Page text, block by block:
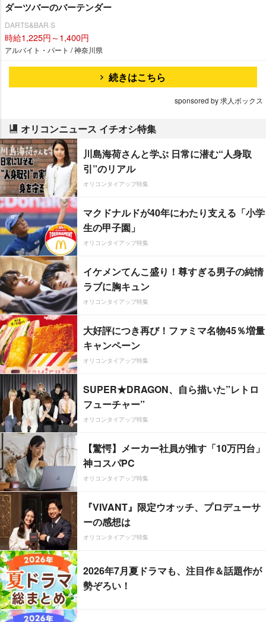
ダーツバーのバーテンダー
DARTS&BAR S
時給1,225円～1,400円
アルバイト・パート / 神奈川県
続きはこちら
sponsored by 求人ボックス
オリコンニュース イチオシ特集
川島海荷さんと学ぶ 日常に潜む“人身取
引”のリアル
オリコンタイアップ特集
マクドナルドが40年にわたり支える「小学
生の甲子園」
オリコンタイアップ特集
イケメンてんこ盛り！尊すぎる男子の純情
ラブに胸キュン
オリコンタイアップ特集
大好評につき再び！ファミマ名物45％増量
キャンペーン
オリコンタイアップ特集
SUPER★DRAGON、自ら描いた”レトロ
フューチャー”
オリコンタイアップ特集
【驚愕】メーカー社員が推す「10万円台」
神コスパPC
オリコンタイアップ特集
『VIVANT』限定ウオッチ、プロデューサ
ーの感想は
オリコンタイアップ特集
2026年7月夏ドラマも、注目作＆話題作が
勢ぞろい！